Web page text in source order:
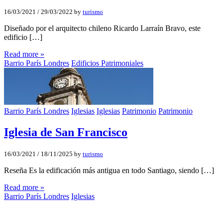
16/03/2021 / 29/03/2022 by turismo
Diseñado por el arquitecto chileno Ricardo Larraín Bravo, este
edificio […]
Read more »
Barrio París Londres Edificios Patrimoniales
Barrio París Londres Iglesias Iglesias Patrimonio Patrimonio
Iglesia de San Francisco
16/03/2021 / 18/11/2025 by turismo
Reseña Es la edificación más antigua en todo Santiago, siendo […]
Read more »
Barrio París Londres Iglesias